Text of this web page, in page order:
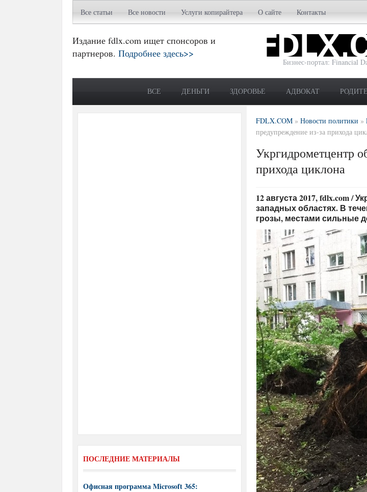
Все статьи Все новости Услуги копирайтера О сайте Контакты
Издание fdlx.com ищет спонсоров и
партнеров. Подробнее здесь>>
Бизнес-портал: Financial
ВСЕ ДЕНЬГИ ЗДОРОВЬЕ АДВОКАТ
FDLX.COM » Новости политики »
предупреждение из-за прихода
Укргидрометцентр
прихода циклона
12 августа 2017, fdlx.com
западных областях. В
грозы, местами сильные
ПОСЛЕДНИЕ МАТЕРИАЛЫ
Офисная программа Microsoft 365: